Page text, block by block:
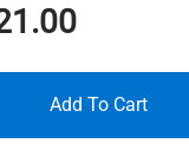
Add To Cart